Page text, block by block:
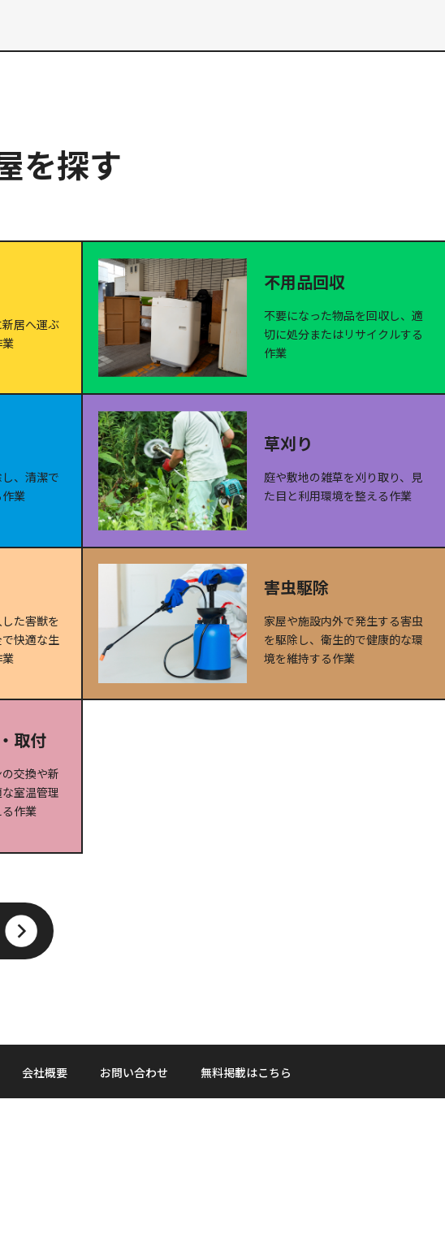
を探す
居へ運ぶ
不用品回収
不要になった物品を回収し、適
切に処分またはリサイクルする
作業
、清潔で
業
草刈り
庭や敷地の雑草を刈り取り、見
た目と利用環境を整える作業
た害獣を
快適な生
害虫駆除
家屋や施設内外で発生する害虫
を駆除し、衛生的で健康的な環
境を維持する作業
取付
交換や新
室温管理
作業
会社概要 お問い合わせ 無料掲載はこちら